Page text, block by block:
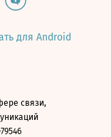
для Android
связи,